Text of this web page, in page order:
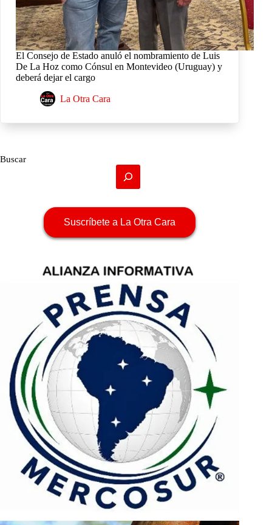
El Consejo de Estado anuló el nombramiento de Luis
De La Hoz como Cónsul en Montevideo (Uruguay) y
deberá dejar el cargo
La Otra Cara
Buscar
Suscríbete a La Otra Cara